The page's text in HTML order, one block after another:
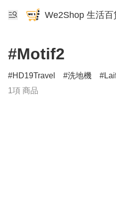
We2Shop 生活百
#Motif2
HD19Travel 洗地機
1項 商品